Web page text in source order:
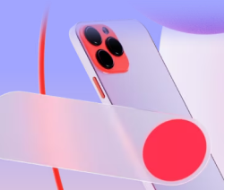
качестве,
Интернетом и
только дома, но и в
Wi-fi роутер и ТВ
на все время
к ТВ и Интернету
8 (800) 301-08-90
во всех
принимаются с 7:00 до
оставьте заявку, указав
телефона для связи.